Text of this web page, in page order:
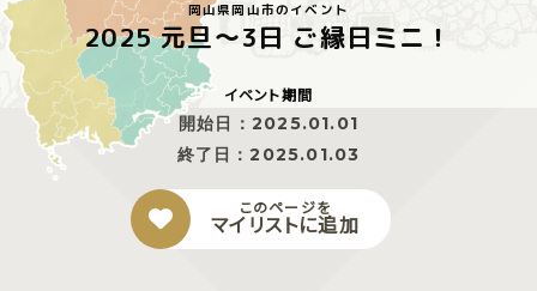
岡山県岡山市のイベント
2025 元旦〜3日 ご縁日ミニ！
イベント期間
開始日： 2025.01.01
終了日：2025.01.03
このページを
マイリストに追加